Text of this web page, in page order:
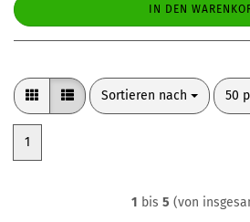
IN DEN
Sortieren nach
Sortieren nach 50
pro
1
1 bis 5 (von